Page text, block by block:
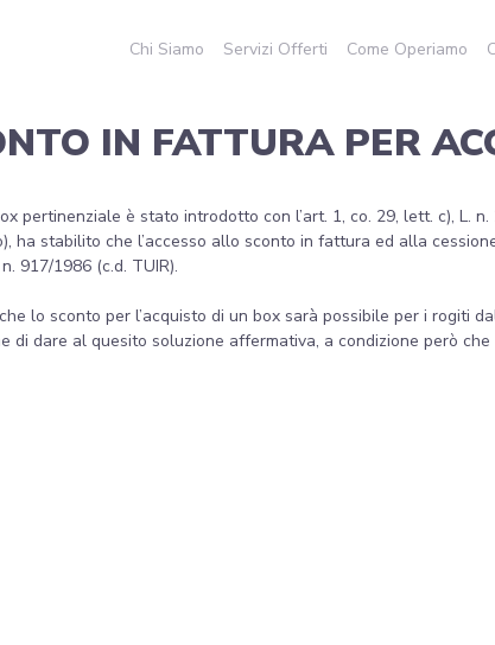
Chi Siamo Servizi Offerti Come Operiamo
IN FATTURA PER
pertinenziale è stato introdotto con l’art. 1, co. 29, lett. c), L.
ha stabilito che l’accesso allo sconto in fattura ed alla
917/1986 (c.d. TUIR).
lo sconto per l’acquisto di un box sarà possibile per i rogiti
di dare al quesito soluzione affermativa, a condizione però